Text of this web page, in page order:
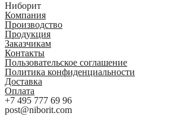
Ниборит
Компания
Производство
Продукция
Заказчикам
Контакты
Пользовательское соглашение
Политика конфиденциальности
Доставка
Оплата
+7 495 777 69 96
post@niborit.com